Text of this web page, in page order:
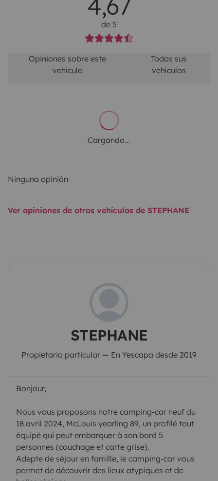
de 5
Opiniones sobre este
vehículo
Todos sus
vehículos
Cargando...
Ninguna opinión
Ver opiniones de otros vehículos de STEPHANE
STEPHANE
Propietario particular — En Yescapa desde 2019
Bonjour,
Nous vous proposons notre camping-car neuf du
18 avril 2024, McLouis yearling 89, un profilé tout
équipé qui peut embarquer à son bord 5
personnes (couchage et carte grise).
Adepte de séjour en famille, le camping-car vous
permet de découvrir des lieux atypiques et de